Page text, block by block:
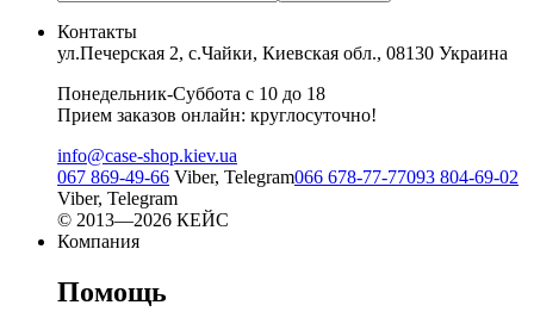
Контакты
ул.Печерская 2, с.Чайки, Киевская обл., 08130 Украина
Понедельник-Суббота с 10 до 18
Прием заказов онлайн: круглосуточно!
info@case-shop.kiev.ua
067 869-49-66 Viber, Telegram066 678-77-77093 804-69-02
Viber, Telegram
© 2013—2026 КЕЙС
Компания
Помощь